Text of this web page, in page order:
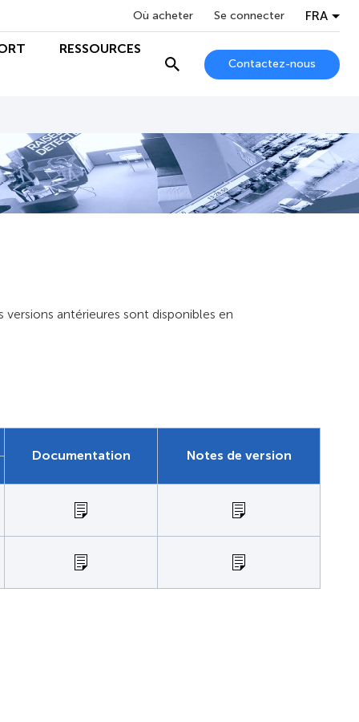
Où acheter Se connecter FRA
RESSOURCES
Contactez-nous
antérieures sont disponibles en
Documentation Notes de version